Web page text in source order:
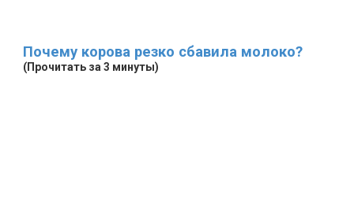
Почему корова резко сбавила молоко?
(Прочитать за 3 минуты)